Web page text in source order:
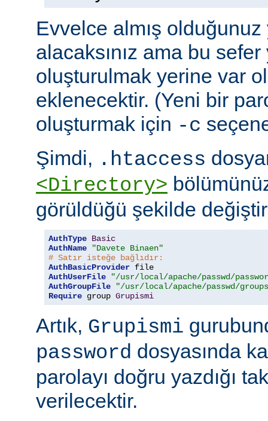
Evvelce almış olduğunuz
alacaksınız ama bu
oluşturulmak yerine var
eklenecektir. (Yeni bir
oluşturmak için -c
Şimdi, .htaccess
<Directory>
görüldüğü şekilde
AuthType Basic
AuthName
"Davete Binaen"
# Satır isteğe bağlıdır:
AuthBasicProvider
AuthUserFile
"/usr/local/apache/passwd/
AuthGroupFile
"/usr/local/apache/passwd/
Require group Grupismi
Artık, Grupismi
password dosyasında
parolayı doğru yazdığı
verilecektir.